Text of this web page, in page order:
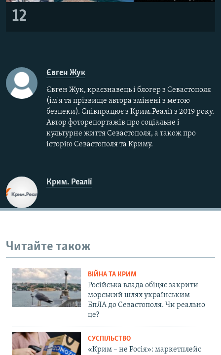
12
Євген Жук
Євген Жук, краєзнавець і блогер з Севастополя
(ім'я та прізвище автора змінені з метою
безпеки). Співпрацює з Крим.Реалії з 2019 року.
Автор фоторепортажів про соціальне і
культурне життя Севастополя, а також про
історію Севастополя та Криму.
Крим. Реалії
Читайте також
ВІЙНА ТА КРИМ
Російська влада обіцяє закрити
морський шлях українським
БпЛА до Севастополя. Чи реально
це?
СУСПІЛЬСТВО
«Крим – не Росія»: маркетплейс